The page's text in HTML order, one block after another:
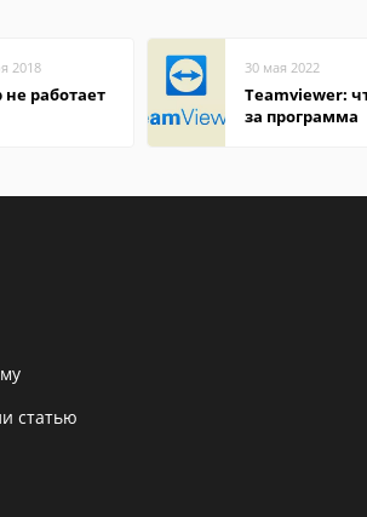
2018
не работает
30 мая 2022
Teamviewer:
за программа
статью